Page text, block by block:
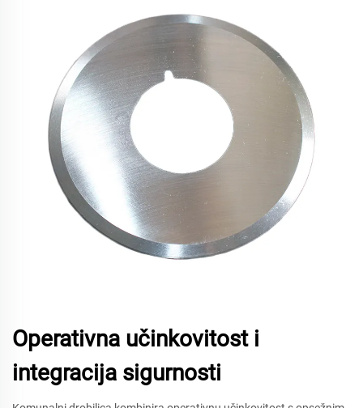
Operativna učinkovitost i
integracija sigurnosti